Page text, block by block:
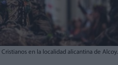
en la localidad alicantina de Alcoy.